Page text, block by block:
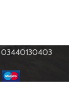
03440130403